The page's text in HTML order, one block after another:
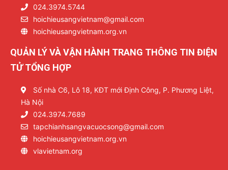
024.3974.5744
hoichieusangvietnam@gmail.com
hoichieusangvietnam.org.vn
QUẢN LÝ VÀ VẬN HÀNH TRANG THÔNG TIN ĐIỆN
TỬ TỔNG HỢP
Số nhà C6, Lô 18, KĐT mới Định Công, P. Phương Liệt,
Hà Nội
024.3974.7689
tapchianhsangvacuocsong@gmail.com
hoichieusangvietnam.org.vn
vlavietnam.org